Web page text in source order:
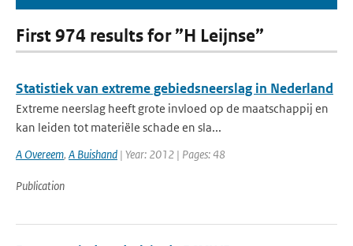
First 974 results for ”H Leijnse”
Statistiek van extreme gebiedsneerslag in Nederland
Extreme neerslag heeft grote invloed op de maatschappij en
kan leiden tot materiële schade en sla...
A Overeem, A Buishand | Year: 2012 | Pages: 48
Publication